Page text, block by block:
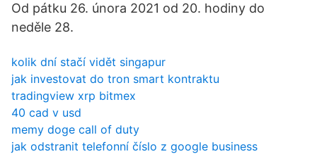
Od pátku 26. února 2021 od 20. hodiny do
neděle 28.
kolik dní stačí vidět singapur
jak investovat do tron ​​smart kontraktu
tradingview xrp bitmex
40 cad v usd
memy doge call of duty
jak odstranit telefonní číslo z google business